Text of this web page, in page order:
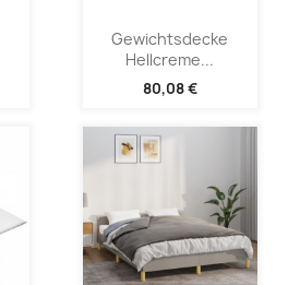
Gewichtsdecke
Hellcreme...
80,08 €